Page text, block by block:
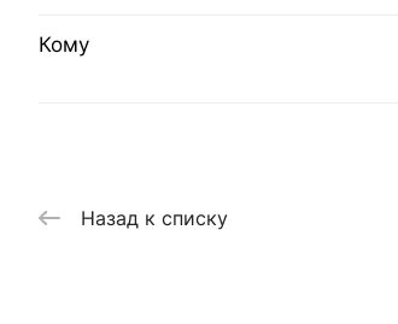
Кому
Назад к списку